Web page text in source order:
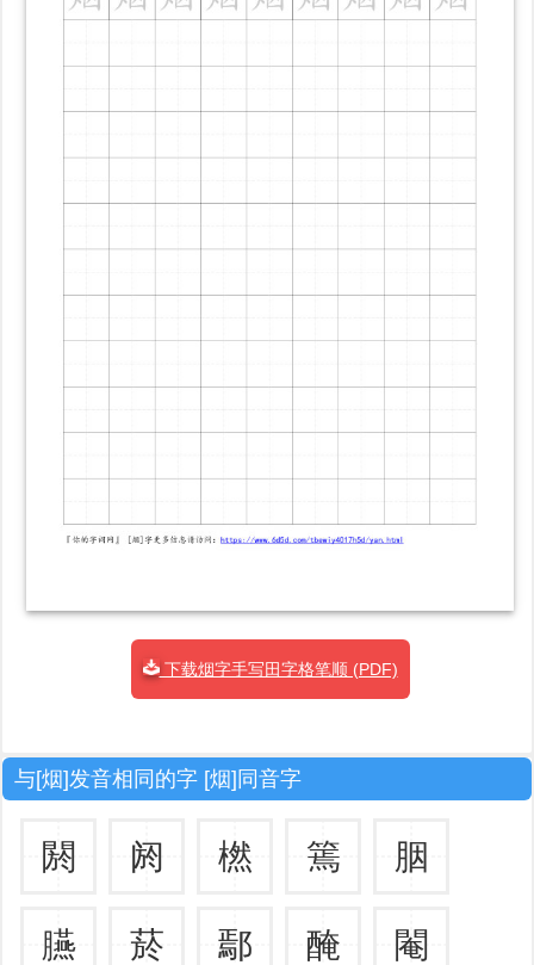
下载烟字手写田字格笔顺 (PDF)
与[烟]发音相同的字 [烟]同音字
閼 阏 橪 篶 胭
臙 菸 鄢 醃 閹